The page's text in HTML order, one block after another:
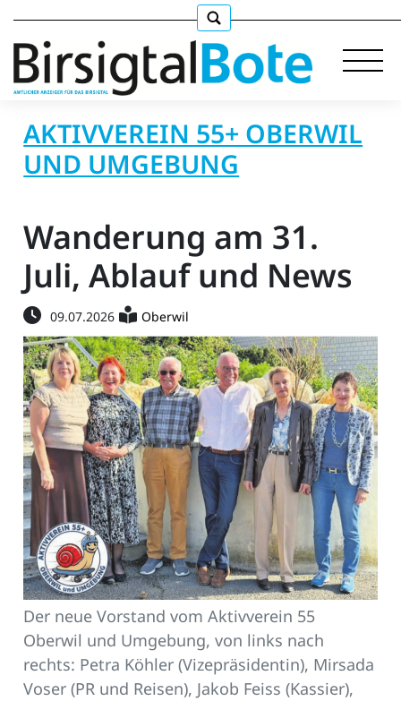
Immobilien
Stellen
E-
Paper
AKTIVVEREIN 55+ OBERWIL
UND UMGEBUNG
Wanderung am 31.
Juli, Ablauf und News
09.07.2026 Oberwil
Der neue Vorstand vom Aktivverein 55
Oberwil und Umgebung, von links nach
rechts: Petra Köhler (Vizepräsidentin), Mirsada
Voser (PR und Reisen), Jakob Feiss (Kassier),